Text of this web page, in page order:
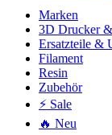
Marken
3D Drucker
Ersatzteile &
Filament
Resin
Zubehör
⚡ Sale
🔥 Neu